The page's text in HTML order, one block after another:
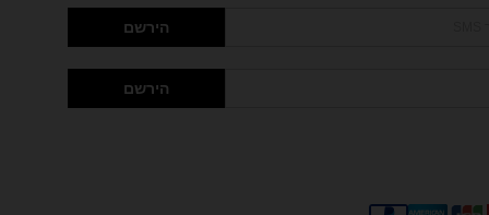
הירשם
הירשם